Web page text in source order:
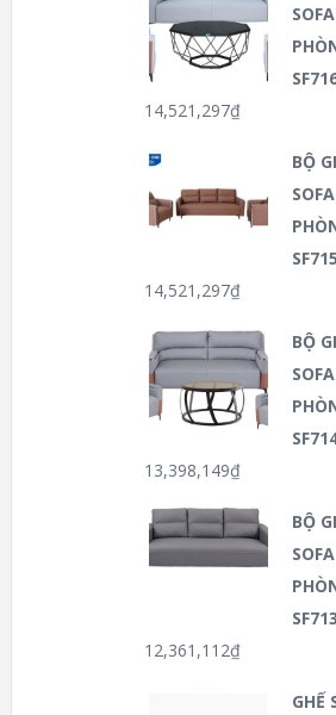
14,521,297₫
BỘ
SF715
14,521,297₫
BỘ
13,398,149₫
BỘ
SF713
12,361,112₫
GHẾ